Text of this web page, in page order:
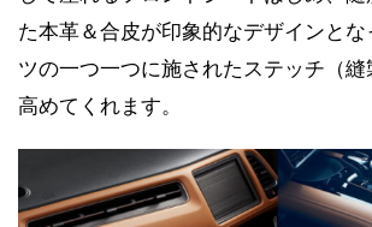
た本革＆合皮が印象的なデザインと
ツの一つ一つに施されたステッチ（
高めてくれます。